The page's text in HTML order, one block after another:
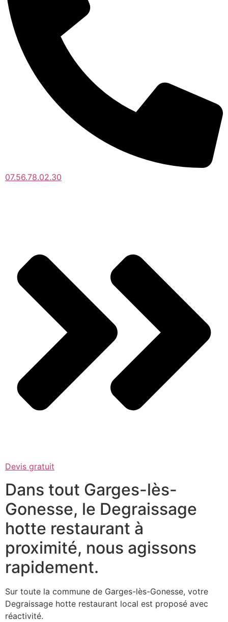
07.56.78.02.30
Devis gratuit
Dans tout Garges-lès-
Gonesse, le Degraissage
hotte restaurant à
proximité, nous agissons
rapidement.
Sur toute la commune de Garges-lès-Gonesse, votre
Degraissage hotte restaurant local est proposé avec
réactivité.